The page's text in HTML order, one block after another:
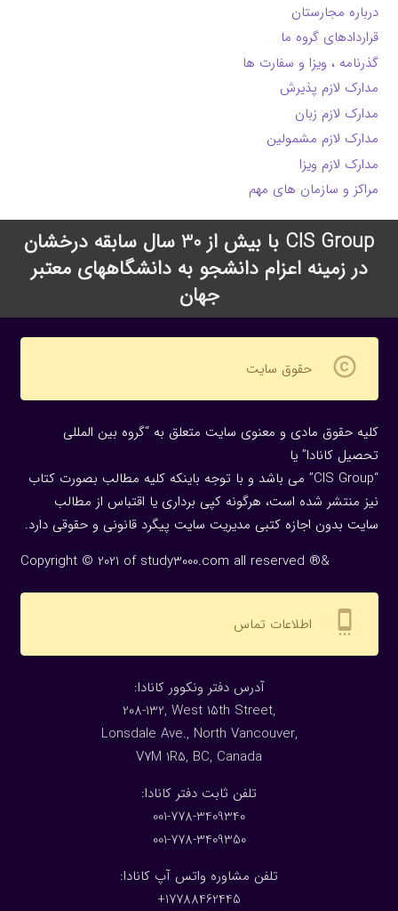
درباره مجارستان
قراردادهای گروه ما
گذرنامه ، ویزا و سفارت ها
مدارک لازم پذیرش
مدارک لازم زبان
مدارک لازم مشمولین
مدارک لازم ویزا
مراکز و سازمان های مهم
CIS Group با بیش از 30 سال سابقه درخشان
در زمینه اعزام دانشجو به دانشگاههای معتبر
جهان
copyright حقوق سایت
کلیه حقوق مادی و معنوی سایت متعلق به “گروه بین المللی
تحصیل کانادا” یا
“CIS Group” می باشد و با توجه باینکه کلیه مطالب بصورت کتاب
نیز منتشر شده است، هرگونه كپی برداری یا اقتباس از مطالب
سایت بدون اجازه كتبی مدیریت سایت پیگرد قانونی و حقوقی دارد.
Copyright © 2021 of study3000.com all reserved ®&
settings_cell اطلاعات تماس
:آدرس دفتر ونکوور کانادا
208-132, West 15th Street,
Lonsdale Ave., North Vancouver,
V7M 1R5, BC, Canada
:تلفن ثابت دفتر کانادا
001-778-3409340
001-778-3409350
تلفن مشاوره واتس آپ کانادا:
17788462445+